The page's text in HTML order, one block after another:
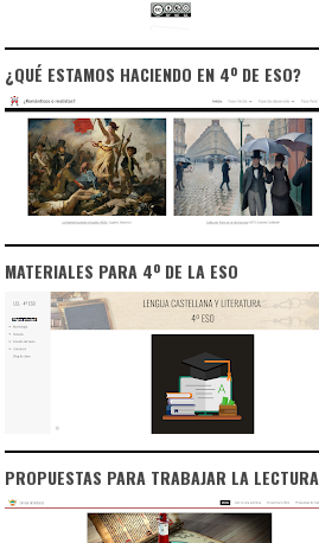
¿QUÉ ESTAMOS HACIENDO EN 4º DE ESO?
MATERIALES PARA 4º DE LA ESO
PROPUESTAS PARA TRABAJAR LA LECTURA